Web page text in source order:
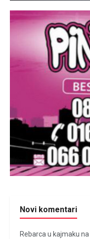
Novi komentari
Rebarca u kajmaku na